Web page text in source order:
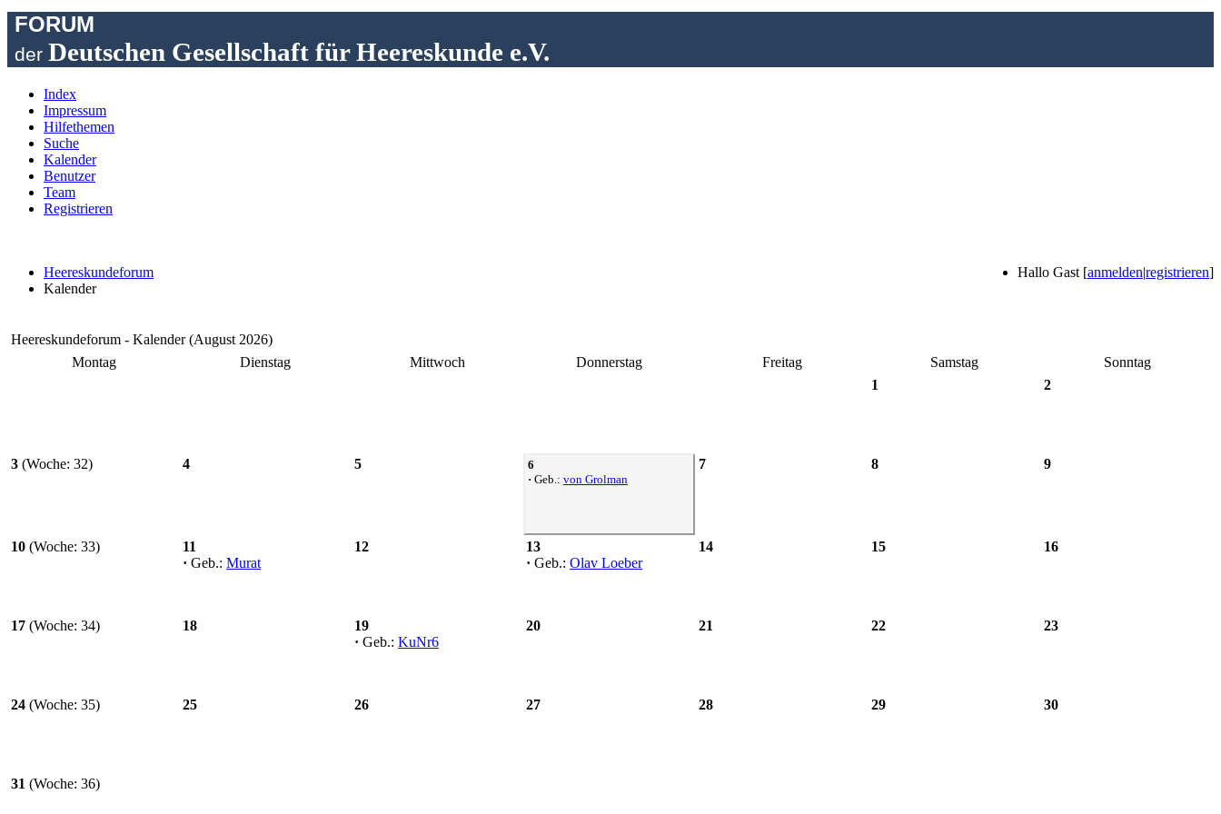
FORUM
der Deutschen Gesellschaft für Heereskunde e.V.
Index
Impressum
Hilfethemen
Suche
Kalender
Benutzer
Team
Registrieren
Hallo Gast [anmelden|registrieren]
Heereskundeforum
Kalender
Heereskundeforum - Kalender (August 2026)
Montag
Dienstag Mittwoch Donnerstag Freitag Samstag
Sonntag
1
2
3 (Woche: 32) 4 5
6
· Geb.: von Grolman
7 8 9
10 (Woche: 33)
11
· Geb.: Murat
12
13
· Geb.: Olav Loeber
14 15 16
17 (Woche: 34) 18
19
· Geb.: KuNr6
20 21 22 23
24 (Woche: 35) 25 26 27 28 29 30
31 (Woche: 36)